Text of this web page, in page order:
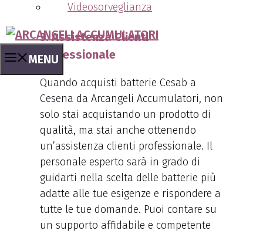
Videosorveglianza
MENU
3. Assistenza Clienti
Professionale
Quando acquisti batterie Cesab a
Cesena da Arcangeli Accumulatori, non
solo stai acquistando un prodotto di
qualità, ma stai anche ottenendo
un’assistenza clienti professionale. Il
personale esperto sarà in grado di
guidarti nella scelta delle batterie più
adatte alle tue esigenze e rispondere a
tutte le tue domande. Puoi contare su
un supporto affidabile e competente